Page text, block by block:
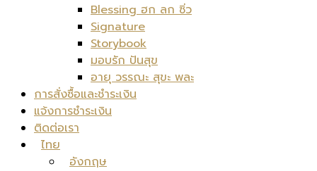
Blessing ฮก ลก ซิ่ว
Signature
Storybook
มอบรัก ปันสุข
อายุ วรรณะ สุขะ พละ
การสั่งซื้อและชำระเงิน
แจ้งการชำระเงิน
ติดต่อเรา
ไทย
อังกฤษ